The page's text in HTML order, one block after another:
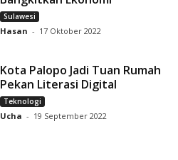
Sulawesi
Hasan - 17 Oktober 2022
Kota Palopo Jadi Tuan Rumah
Pekan Literasi Digital
Teknologi
Ucha - 19 September 2022